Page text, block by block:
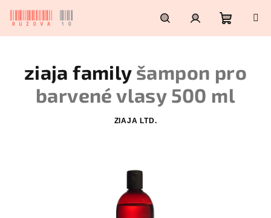
HledatPřihlášeníNákupní
košík
ziaja family šampon pro
barvené vlasy 500 ml
ZIAJA LTD.